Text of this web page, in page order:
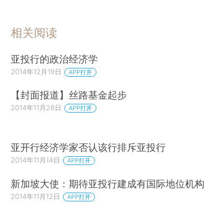
相关阅读
亚投行的政治经济学
2014年12月19日 APP打开
【封面报道】丝路基金起步
2014年11月28日 APP打开
亚开行经济学家否认该行排斥亚投行
2014年11月14日 APP打开
新加坡大使：期待亚投行建成有国际地位机构
2014年11月12日 APP打开